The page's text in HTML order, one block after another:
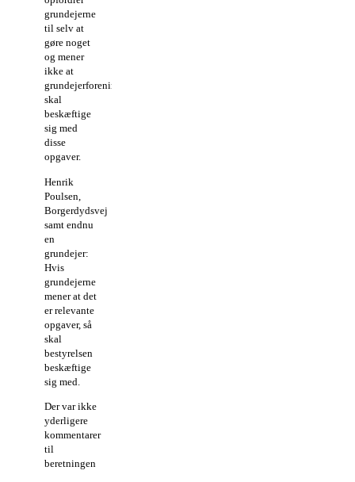
grundejerne
til selv at
gøre noget
og mener
ikke at
grundejerforeningen
skal
beskæftige
sig med
disse
opgaver.
Henrik
Poulsen,
Borgerdydsvej
samt endnu
en
grundejer:
Hvis
grundejerne
mener at det
er relevante
opgaver, så
skal
bestyrelsen
beskæftige
sig med.
Der var ikke
yderligere
kommentarer
til
beretningen